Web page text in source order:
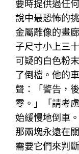
要時提供過任
說中最恐怖的
金屬雕像的畫
子尺寸小上三
可疑的白色粉
了倒檔。他的
聲：「警告，
零。」「請考
始緩慢地倒車
那兩塊永遠在
需要它們來判